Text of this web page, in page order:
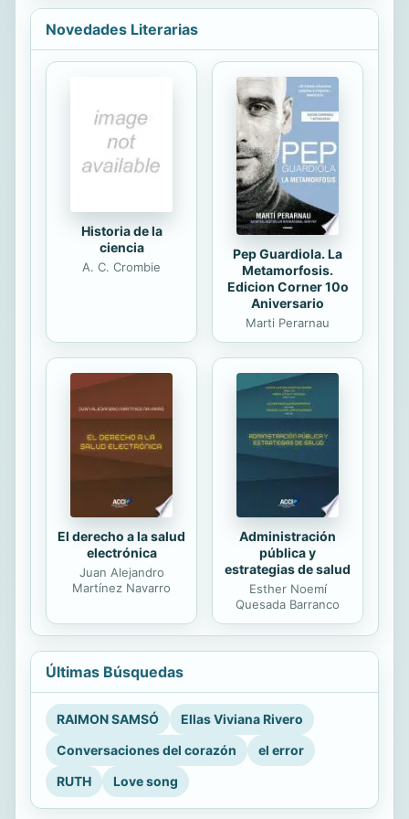
treinta y dos años, un divorcio,
ningún hijo, despierta una mañana
rubia que insiste en llamarse Alicia
Martínez y posee un collar idéntico al
que Paradella viera en el cuello de
otra mujer, en Berlín. ¿Pero estuvo
realmente en Berlín, en la pensión
de...
Novedades Literarias
Historia de la
ciencia
A. C. Crombie
Pep Guardiola. La
Metamorfosis.
Edicion Corner 10o
Aniversario
Marti Perarnau
El derecho a la salud
electrónica
Juan Alejandro
Martínez Navarro
Administración
pública y
estrategias de salud
Esther Noemí
Quesada Barranco
Últimas Búsquedas
RAIMON SAMSÓ
Ellas Viviana Rivero
Conversaciones del corazón
el error
RUTH
Love song